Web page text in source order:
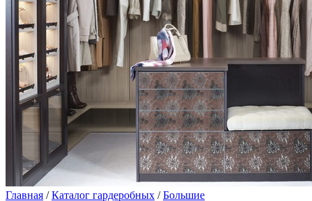
Главная /Каталог гардеробных /Большие